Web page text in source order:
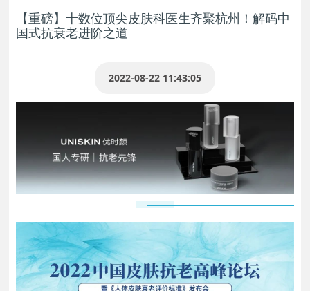
【重磅】十数位顶尖皮肤科医生齐聚杭州！解码中
国式抗衰老进阶之道
2022-08-22 11:43:05